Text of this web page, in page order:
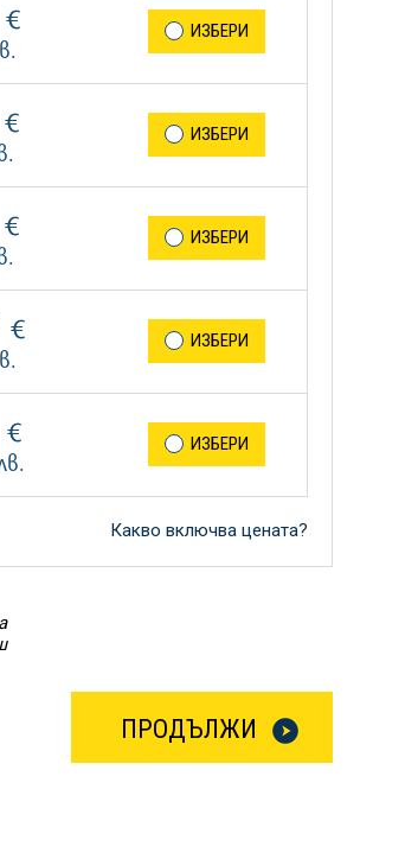
ИЗБЕРИ
ИЗБЕРИ
ИЗБЕРИ
ИЗБЕРИ
ИЗБЕРИ
Какво включва цената?
ПРОДЪЛЖИ